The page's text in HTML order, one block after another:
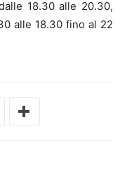
18.30 alle 20.30,
alle 18.30 fino al 22